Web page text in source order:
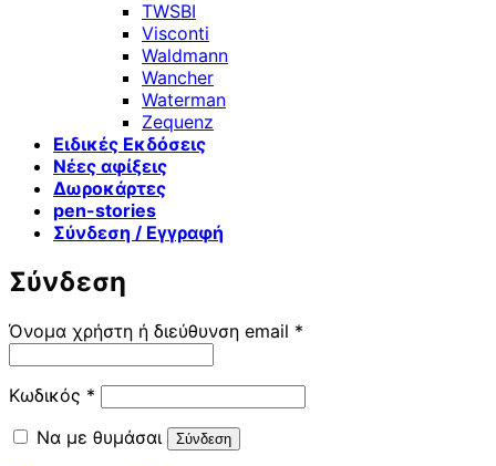
TWSBI
Visconti
Waldmann
Wancher
Waterman
Zequenz
Ειδικές Εκδόσεις
Νέες αφίξεις
Δωροκάρτες
pen-stories
Σύνδεση / Εγγραφή
Σύνδεση
Όνομα χρήστη ή διεύθυνση email *
Κωδικός * Απαιτείται
Να με θυμάσαι
Σύνδεση